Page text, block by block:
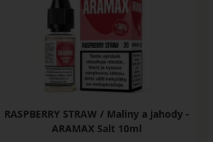
RASPBERRY STRAW / Maliny a jahody -
ARAMAX Salt 10ml